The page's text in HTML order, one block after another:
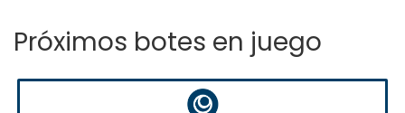
Próximos botes en juego